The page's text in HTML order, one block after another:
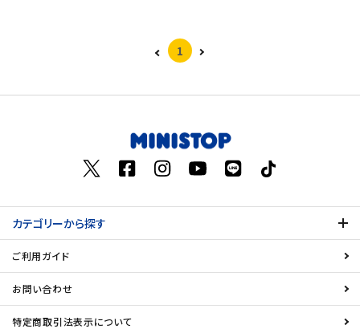
1
カテゴリーから探す
ご利用ガイド
お問い合わせ
特定商取引法表示について